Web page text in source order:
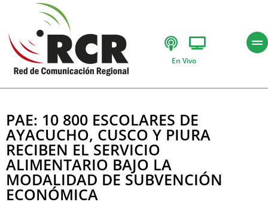
En Vivo
PAE: 10 800 ESCOLARES DE
AYACUCHO, CUSCO Y PIURA
RECIBEN EL SERVICIO
ALIMENTARIO BAJO LA
MODALIDAD DE SUBVENCIÓN
ECONÓMICA